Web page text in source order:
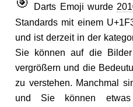
Darts Emoji wurde
Standards mit einem
und ist derzeit in der
Sie können auf die
vergrößern und die
zu verstehen. Manchmal
und Sie können